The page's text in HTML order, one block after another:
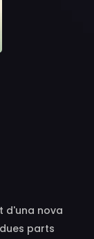
d'una nova
parts